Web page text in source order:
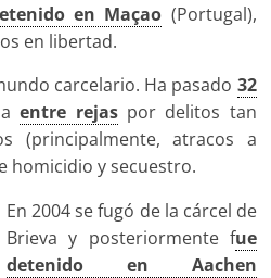
en Maçao (Portugal),
en libertad.
carcelario. Ha pasado 32
entre rejaspor delitos tan
(principalmente, atracos a
homicidio y secuestro.
En 2004 se fugó de la cárcel de
Brieva y posteriormente fue
detenido en Aachen